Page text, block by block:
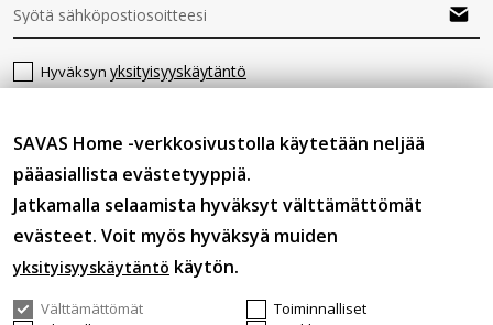
Hyväksyn yksityisyyskäytäntö
© 2026 SAVASHOME Kaikki oikeudet pidätetään.
SAVAS Home -verkkosivustolla käytetään neljää
pääasiallista evästetyyppiä.
Jatkamalla selaamista hyväksyt välttämättömät
evästeet. Voit myös hyväksyä muiden
yksityisyyskäytäntö käytön.
Välttämättömät
Toiminnalliset